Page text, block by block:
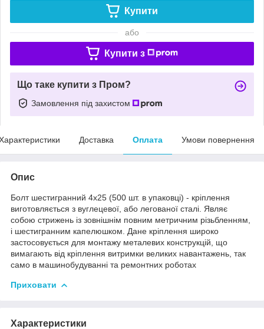
Купити
або
Купити з
Що таке купити з Пром?
Замовлення під захистом
Доставка Оплата Умови повернення
Опис
Болт шестигранний 4х25 (500 шт. в упаковці) - кріплення
виготовляється з вуглецевої, або легованої сталі. Являє
собою стрижень із зовнішнім повним метричним різьбленням,
і шестигранним капелюшком. Дане кріплення широко
застосовується для монтажу металевих конструкцій, що
вимагають від кріплення витримки великих навантажень, так
само в машинобудуванні та ремонтних роботах
Приховати
Характеристики